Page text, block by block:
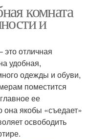
комната
и
это отличная
удобная,
одежды и обуви,
поместится
ее
она якобы «съедает»
освободить